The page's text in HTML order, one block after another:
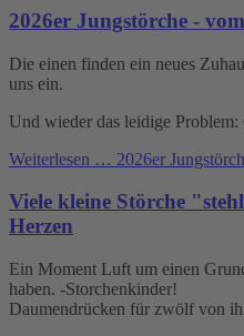
2026er Jungstörche -
Die einen finden ein neues
uns ein.
Und wieder das leidige Problem:
Weiterlesen … 2026er
Viele kleine Störche
Herzen
Ein Moment Luft um einen
haben. -Storchenkinder!
Daumendrücken für zwölf von